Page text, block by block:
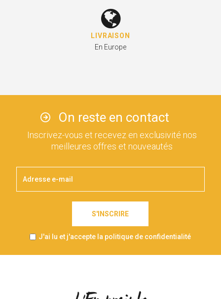
LIVRAISON
En Europe
On reste en contact
Inscrivez-vous et recevez en exclusivité nos
meilleures offres et nouveautés
S'INSCRIRE
J'ai lu et j'accepte la politique de confidentialité